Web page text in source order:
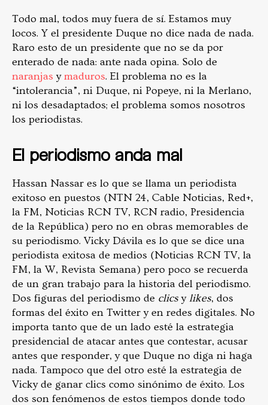
Todo mal, todos muy fuera de sí. Estamos muy
locos. Y el presidente Duque no dice nada de nada.
Raro esto de un presidente que no se da por
enterado de nada: ante nada opina. Solo de
naranjas ymaduros. El problema no es la
“intolerancia”, ni Duque, ni Popeye, ni la Merlano,
ni los desadaptados; el problema somos nosotros
los periodistas.
El periodismo anda mal
Hassan Nassar es lo que se llama un periodista
exitoso en puestos (NTN 24, Cable Noticias, Red+,
la FM, Noticias RCN TV, RCN radio, Presidencia
de la República) pero no en obras memorables de
su periodismo. Vicky Dávila es lo que se dice una
periodista exitosa de medios (Noticias RCN TV, la
FM, la W, Revista Semana) pero poco se recuerda
de un gran trabajo para la historia del periodismo.
Dos figuras del periodismo de clicsylikes, dos
formas del éxito en Twitter y en redes digitales. No
importa tanto que de un lado esté la estrategia
presidencial de atacar antes que contestar, acusar
antes que responder, y que Duque no diga ni haga
nada. Tampoco que del otro esté la estrategia de
Vicky de ganar clics como sinónimo de éxito. Los
dos son fenómenos de estos tiempos donde todo